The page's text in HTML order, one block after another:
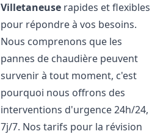
Villetaneuse rapides et flexibles
pour répondre à vos besoins.
Nous comprenons que les
pannes de chaudière peuvent
survenir à tout moment, c'est
pourquoi nous offrons des
interventions d'urgence 24h/24,
7j/7. Nos tarifs pour la révision